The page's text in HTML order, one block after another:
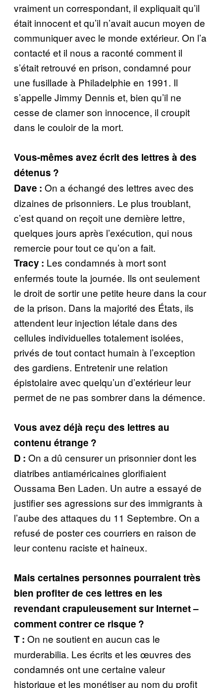
vraiment un correspondant, il expliquait qu’il
était innocent et qu’il n’avait aucun moyen de
communiquer avec le monde extérieur. On l’a
contacté et il nous a raconté comment il
s’était retrouvé en prison, condamné pour
une fusillade à Philadelphie en 1991. Il
s’appelle Jimmy Dennis et, bien qu’il ne
cesse de clamer son innocence, il croupit
dans le couloir de la mort.
Vous-mêmes avez écrit des lettres à des
détenus ?
Dave : On a échangé des lettres avec des
dizaines de prisonniers. Le plus troublant,
c’est quand on reçoit une dernière lettre,
quelques jours après l’exécution, qui nous
remercie pour tout ce qu’on a fait.
Tracy : Les condamnés à mort sont
enfermés toute la journée. Ils ont seulement
le droit de sortir une petite heure dans la cour
de la prison. Dans la majorité des États, ils
attendent leur injection létale dans des
cellules individuelles totalement isolées,
privés de tout contact humain à l’exception
des gardiens. Entretenir une relation
épistolaire avec quelqu’un d’extérieur leur
permet de ne pas sombrer dans la démence.
Vous avez déjà reçu des lettres au
contenu étrange ?
D : On a dû censurer un prisonnier dont les
diatribes antiaméricaines glorifiaient
Oussama Ben Laden. Un autre a essayé de
justifier ses agressions sur des immigrants à
l’aube des attaques du 11 Septembre. On a
refusé de poster ces courriers en raison de
leur contenu raciste et haineux.
Mais certaines personnes pourraient très
bien profiter de ces lettres en les
revendant crapuleusement sur Internet –
comment contrer ce risque ?
T : On ne soutient en aucun cas le
murderabilia. Les écrits et les œuvres des
condamnés ont une certaine valeur
historique et les monétiser au nom du profit